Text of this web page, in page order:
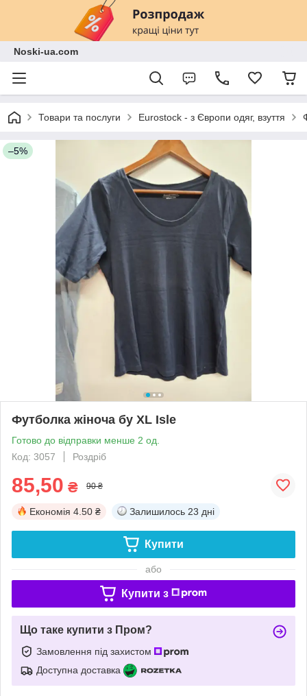
Noski-ua.com
Товари та послуги Eurostock - з Європи одяг, взуття
–5%
Футболка жіноча бу XL Isle
Готово до відправки менше 2 од.
Код: 3057
Роздріб
85,50 ₴ 90 ₴
Економія 4.50 ₴ Залишилось 23 дні
Купити
або
Купити з
Що таке купити з Пром?
Замовлення під захистом
Доступна доставка